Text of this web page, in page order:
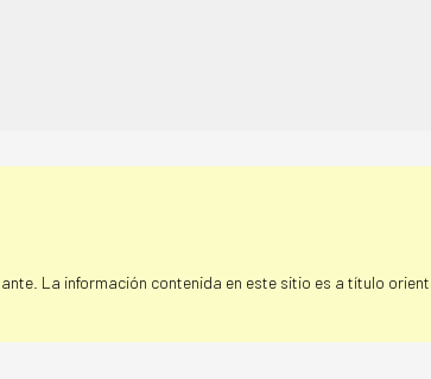
La información contenida en este sitio es a título